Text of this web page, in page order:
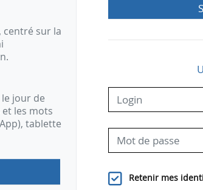
sur la
le jour de
les mots
tablette
Retenir mes